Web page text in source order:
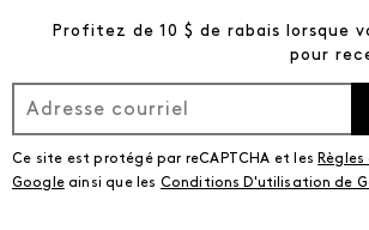
Profitez de 10 $ de rabais lorsque
pour
Ce site est protégé par reCAPTCHA et les
Googleainsi que les Conditions D'utilisation de